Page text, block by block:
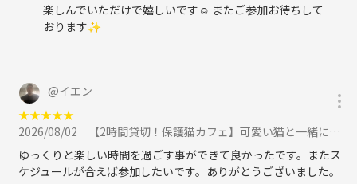
楽しんでいただけで嬉しいです☺️ またご参加お待ちして
おります✨
@イエン
★★★★★
2026/08/02
【2時間貸切！保護猫カフェ】可愛い猫と一緒に楽しむ癒しの交流会✨ 猫のおやつタイムあり！【ドリンク付】に参加
ゆっくりと楽しい時間を過ごす事ができて良かったです。またス
ケジュールが合えば参加したいです。ありがとうございました。